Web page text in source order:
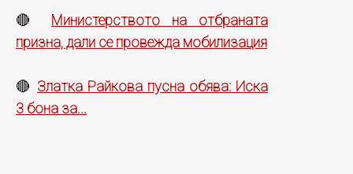
🔴 Министерството на отбраната
призна, дали се провежда мобилизация
🔴 Златка Райкова пусна обява: Иска
3 бона за...